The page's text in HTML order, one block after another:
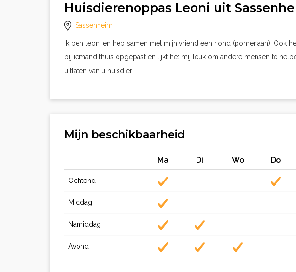
Huisdierenoppas Leoni uit
Sassenheim
Ik ben leoni en heb samen met mijn vriend een hond (pomeriaan). Ook
bij iemand thuis opgepast en lijkt het mij leuk om andere mensen te
uitlaten van u huisdier
Mijn beschikbaarheid
Ma Di Wo Do
Ochtend
Middag
Namiddag
Avond